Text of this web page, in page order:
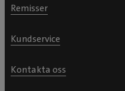
Remisser
Kundservice
Kontakta oss